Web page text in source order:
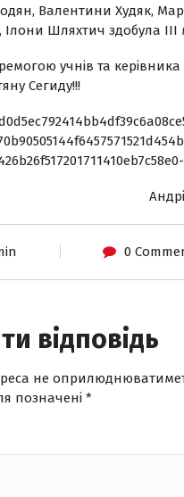
Валентини Худяк,
Шляхтич здобула ІІІ
учнів та керівника
Сегиду!!!
0
відповідь
не
позначені *